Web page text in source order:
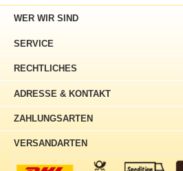
ADRESSE & KONTAKT
WER WIR SIND
SERVICE
RECHTLICHES
ZAHLUNGSARTEN
VERSANDARTEN